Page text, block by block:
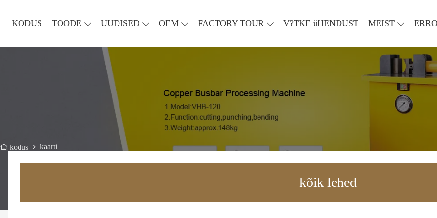
KODUS TOODE UUDISED OEM FACTORY TOUR V?TKE üHENDUST MEIST
kodus kaarti
kõik lehed